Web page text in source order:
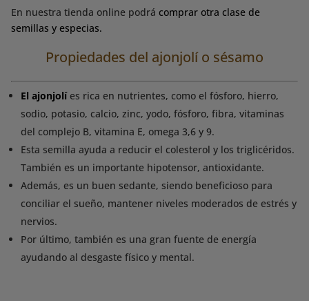
En nuestra tienda online podrácomprar otra clase de
semillas y especias.
Propiedades del ajonjolí o sésamo
El ajonjolí es rica en nutrientes, como el fósforo, hierro,
sodio, potasio, calcio, zinc, yodo, fósforo, fibra, vitaminas
del complejo B, vitamina E, omega 3,6 y 9.
Esta semilla ayuda a reducir el colesterol y los triglicéridos.
También es un importante hipotensor, antioxidante.
Además, es un buen sedante, siendo beneficioso para
conciliar el sueño, mantener niveles moderados de estrés y
nervios.
Por último, también es una gran fuente de energía
ayudando al desgaste físico y mental.